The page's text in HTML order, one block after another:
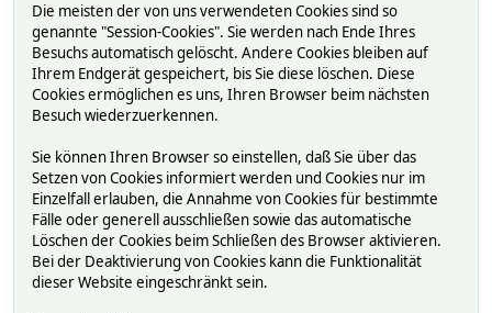
Die meisten der von uns verwendeten Cookies sind so
genannte "Session-Cookies". Sie werden nach Ende Ihres
Besuchs automatisch gelöscht. Andere Cookies bleiben auf
Ihrem Endgerät gespeichert, bis Sie diese löschen. Diese
Cookies ermöglichen es uns, Ihren Browser beim nächsten
Besuch wiederzuerkennen.
Sie können Ihren Browser so einstellen, daß Sie über das
Setzen von Cookies informiert werden und Cookies nur im
Einzelfall erlauben, die Annahme von Cookies für bestimmte
Fälle oder generell ausschließen sowie das automatische
Löschen der Cookies beim Schließen des Browser aktivieren.
Bei der Deaktivierung von Cookies kann die Funktionalität
dieser Website eingeschränkt sein.